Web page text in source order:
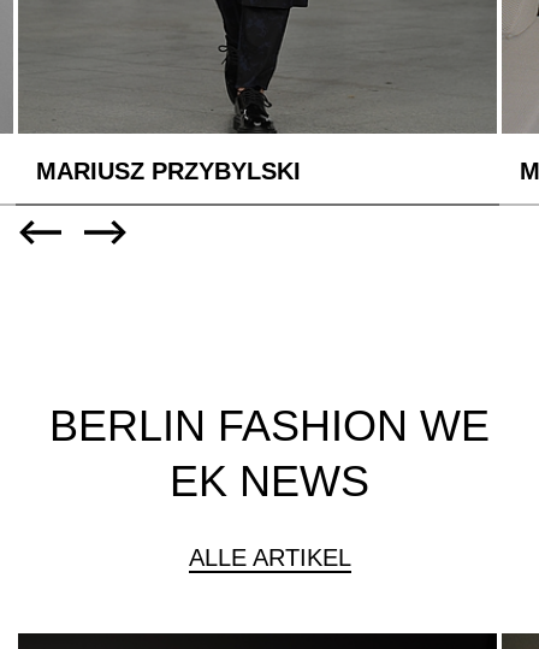
MALAIKARAISS
BERLIN FASHION WE
EK NEWS
ALLE ARTIKEL